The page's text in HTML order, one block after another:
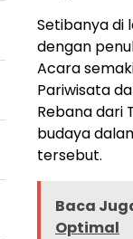
Setibanya di
dengan
Acara
Pariwisata
Rebana dari
budaya
tersebut.
Baca
Optimal